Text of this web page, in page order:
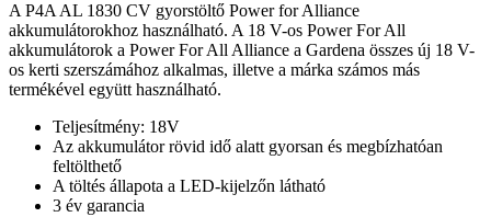
A P4A AL 1830 CV gyorstöltő Power for Alliance
akkumulátorokhoz használható. A 18 V-os Power For All
akkumulátorok a Power For All Alliance a Gardena összes új 18 V-
os kerti szerszámához alkalmas, illetve a márka számos más
termékével együtt használható.
Teljesítmény: 18V
Az akkumulátor rövid idő alatt gyorsan és megbízhatóan
feltölthető
A töltés állapota a LED-kijelzőn látható
3 év garancia